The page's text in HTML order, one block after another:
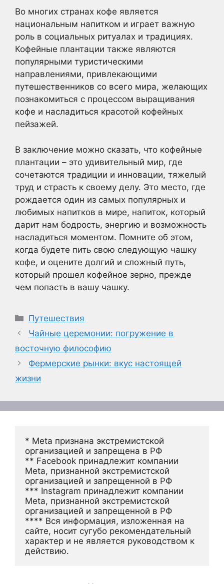
Во многих странах кофе является
национальным напитком и играет важную
роль в социальных ритуалах и традициях.
Кофейные плантации также являются
популярными туристическими
направлениями, привлекающими
путешественников со всего мира, желающих
познакомиться с процессом выращивания
кофе и насладиться красотой кофейных
пейзажей.
В заключение можно сказать, что кофейные
плантации – это удивительный мир, где
сочетаются традиции и инновации, тяжелый
труд и страсть к своему делу. Это место, где
рождается один из самых популярных и
любимых напитков в мире, напиток, который
дарит нам бодрость, энергию и возможность
насладиться моментом. Помните об этом,
когда будете пить свою следующую чашку
кофе, и оцените долгий и сложный путь,
который прошел кофейное зерно, прежде
чем попасть в вашу чашку.
Рубрики
Путешествия
Чайные церемонии: погружение в
восточную философию
Фермерские рынки: вкус настоящей
жизни
* Meta признана экстремистской
организацией и запрещена в РФ
** Facebook принадлежит компании
Meta, признанной экстремистской
организацией и запрещенной в РФ
*** Instagram принадлежит компании
Meta, признанной экстремистской
организацией и запрещенной в РФ
**** Вся информация, изложенная на
сайте, носит сугубо рекомендательный
характер и не является руководством к
действию.